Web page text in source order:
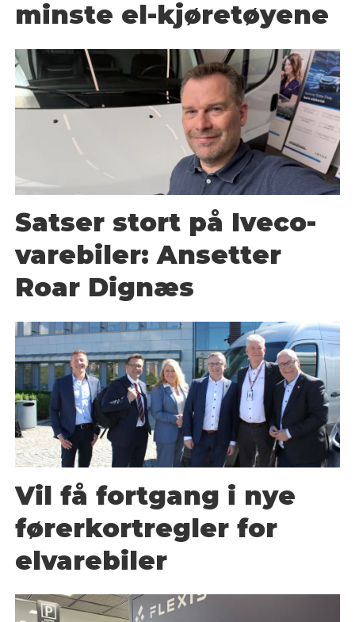
minste el-kjøretøyene
Satser stort på Iveco-
varebiler: Ansetter
Roar Dignæs
Vil få fortgang i nye
førerkortregler for
elvarebiler